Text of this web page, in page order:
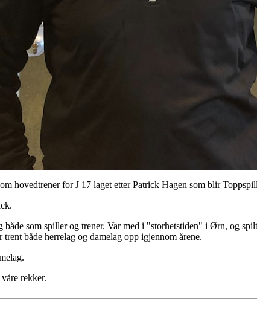
hovedtrener for J 17 laget etter Patrick Hagen som blir
som spiller og trener. Var med i "storhetstiden" i Ørn, og
både herrelag og damelag opp igjennom årene.
rekker.